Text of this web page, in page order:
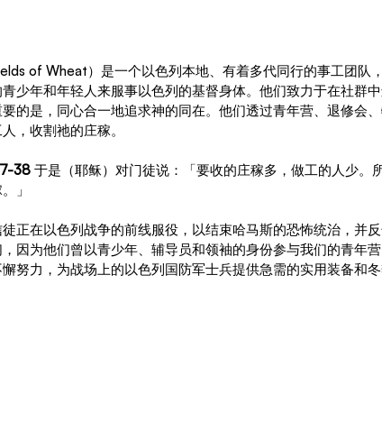
of Wheat）是一个以色列本地、有着多代同行的事工团队
青少年和年轻人来服事以色列的基督身体。他们致力于在社
的是，同心合一地追求神的同在。他们透过青年营、退修会
，收割祂的庄稼。
38 于是（耶稣）对门徒说：「要收的庄稼多，做工的人少。
」
正在以色列战争的前线服役，以结束哈马斯的恐怖统治，并
因为他们曾以青少年、辅导员和领袖的身份参与我们的青年
努力，为战场上的以色列国防军士兵提供急需的实用装备和冬